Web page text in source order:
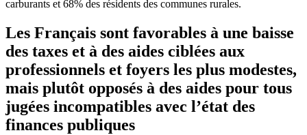
carburants et 68% des résidents des communes rurales.
Les Français sont favorables à une baisse
des taxes et à des aides ciblées aux
professionnels et foyers les plus modestes,
mais plutôt opposés à des aides pour tous
jugées incompatibles avec l’état des
finances publiques